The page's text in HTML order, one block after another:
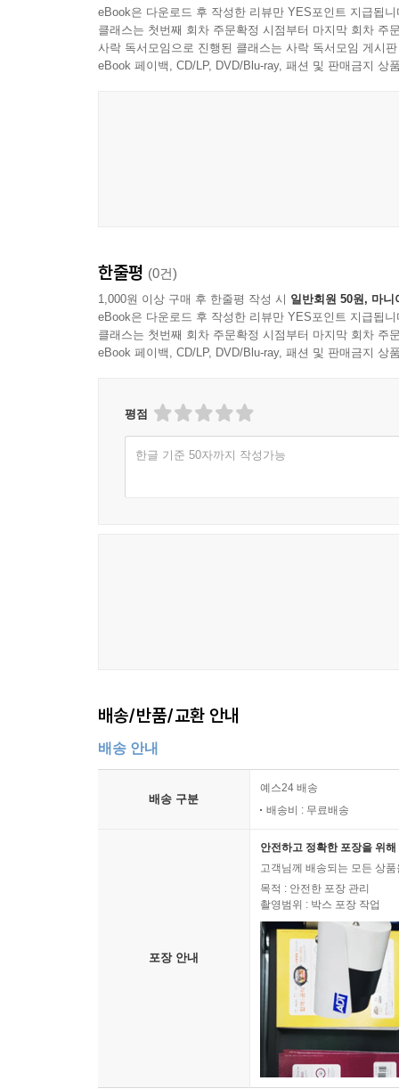
eBook은 다운로드 후 작성한 리뷰만 YES포인트 지급됩니
클래스는 첫번째 회차 주문확정 시점부터 마지막 회차 주
사락 독서모임으로 진행된 클래스는 사락 독서모임 게시
eBook 페이백, CD/LP, DVD/Blu-ray, 패션 및 판매금지 상
한줄평 (0건)
1,000원 이상 구매 후 한줄평 작성 시 일반회원 50원, 마니
eBook은 다운로드 후 작성한 리뷰만 YES포인트 지급됩니
클래스는 첫번째 회차 주문확정 시점부터 마지막 회차 주
eBook 페이백, CD/LP, DVD/Blu-ray, 패션 및 판매금지 상
평점
한글 기준 50자까지 작성가능
배송/반품/교환 안내
배송 안내
배송 구분
예스24 배송
배송비 : 무료배송
포장 안내
안전하고 정확한 포장을 위
고객님께 배송되는 모든 상
목적 : 안전한 포장 관리
촬영범위 : 박스 포장 작업